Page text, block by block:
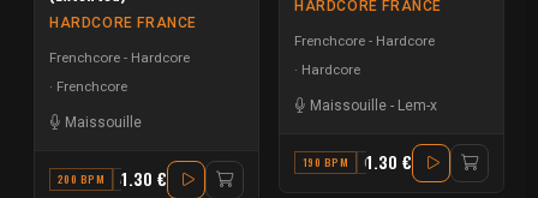
HARDCORE FRANCE
Frenchcore - Hardcore
Frenchcore
Maissouille
200 BPM A1.30 €
HARDCORE FRANCE
Frenchcore - Hardcore
Hardcore
Maissouille - Lem-x
190 BPM C MINOR
1.30 €